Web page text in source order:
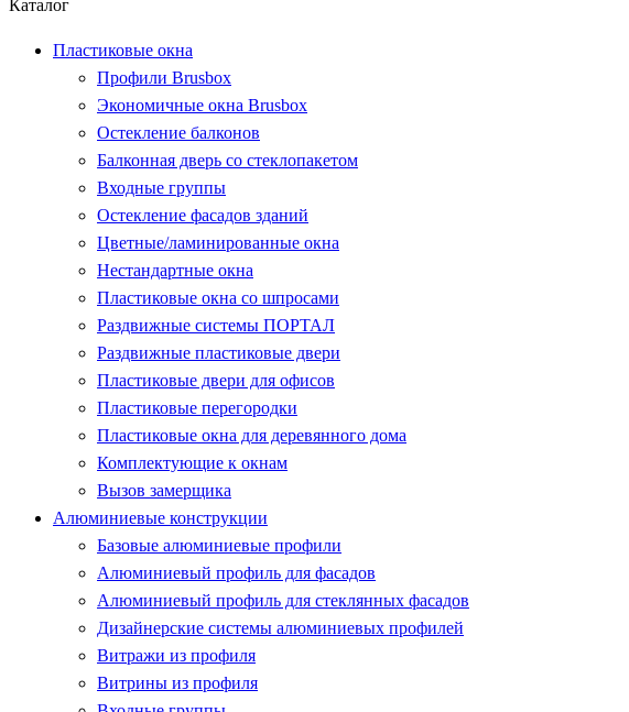
Каталог
Пластиковые окна
Профили Brusbox
Экономичные окна Brusbox
Остекление балконов
Балконная дверь со стеклопакетом
Входные группы
Остекление фасадов зданий
Цветные/ламинированные окна
Нестандартные окна
Пластиковые окна со шпросами
Раздвижные системы ПОРТАЛ
Раздвижные пластиковые двери
Пластиковые двери для офисов
Пластиковые перегородки
Пластиковые окна для деревянного дома
Комплектующие к окнам
Вызов замерщика
Алюминиевые конструкции
Базовые алюминиевые профили
Алюминиевый профиль для фасадов
Алюминиевый профиль для стеклянных фасадов
Дизайнерские системы алюминиевых профилей
Витражи из профиля
Витрины из профиля